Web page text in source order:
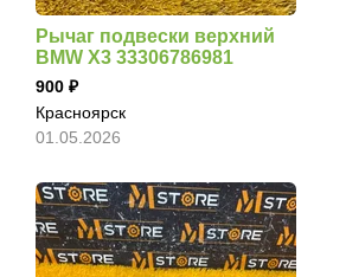
Рычаг подвески верхний
BMW X3 33306786981
900
Красноярск
01.05.2026